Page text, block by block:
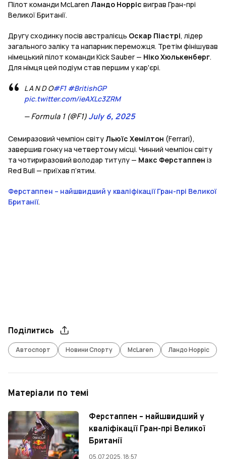
Пілот команди McLaren Ландо Норріс виграв Гран-прі
Великої Британії.
Другу сходинку посів австралієць Оскар Піастрі, лідер
загального заліку та напарник переможця. Третім фінішував
німецький пілот команди Kick Sauber — Ніко Хюлькенберг.
Для німця цей подіум став першим у кар'єрі.
L A N D O#F1 #BritishGP
pic.twitter.com/ieAXLc3ZRM
— Formula 1 (@F1) July 6, 2025
Семиразовий чемпіон світу Льюїс Хемілтон (Ferrari),
завершив гонку на четвертому місці. Чинний чемпіон світу
та чотириразовий володар титулу — Макс Ферстаппен із
Red Bull — приїхав п’ятим.
Ферстаппен – найшвидший у кваліфікації Гран-прі Великої
Британії.
Поділитись
Автоспорт Новини Спорту McLaren Ландо Норріс
Матеріали по темі
Ферстаппен – найшвидший у
кваліфікації Гран-прі Великої
Британії
05.07.2025, 18:57